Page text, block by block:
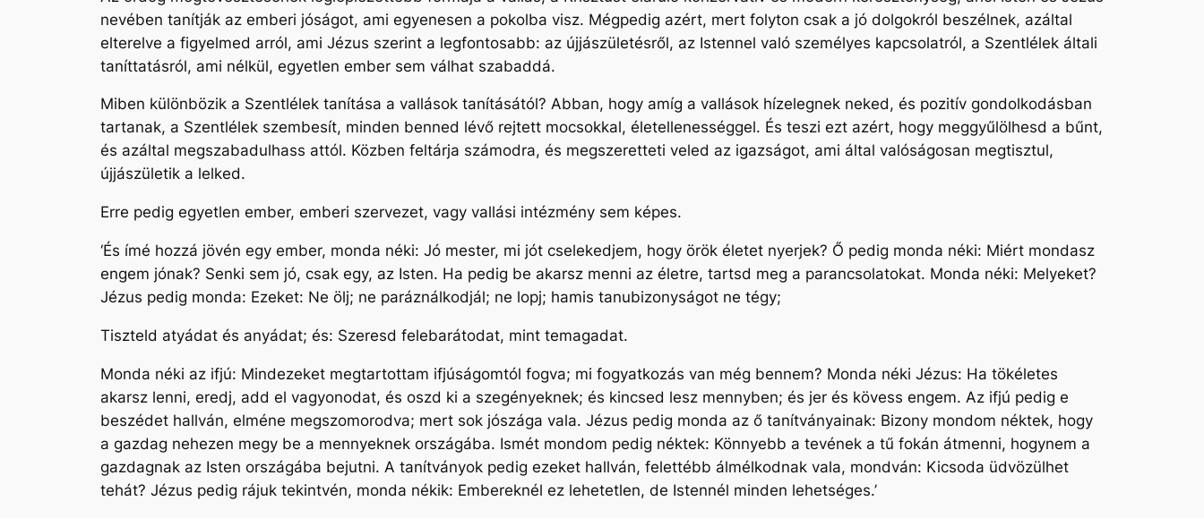
nevében tanítják az emberi jóságot, ami egyenesen a pokolba visz. Mégpedig azért, mert folyton csak a jó dolgokról beszélnek, azáltal
elterelve a figyelmed arról, ami Jézus szerint a legfontosabb: az újjászületésről, az Istennel való személyes kapcsolatról, a Szentlélek általi
taníttatásról, ami nélkül, egyetlen ember sem válhat szabaddá.
Miben különbözik a Szentlélek tanítása a vallások tanításától? Abban, hogy amíg a vallások hízelegnek neked, és pozitív gondolkodásban
tartanak, a Szentlélek szembesít, minden benned lévő rejtett mocsokkal, életellenességgel. És teszi ezt azért, hogy meggyűlölhesd a bűnt,
és azáltal megszabadulhass attól. Közben feltárja számodra, és megszeretteti veled az igazságot, ami által valóságosan megtisztul,
újjászületik a lelked.
Erre pedig egyetlen ember, emberi szervezet, vagy vallási intézmény sem képes.
‘És ímé hozzá jövén egy ember, monda néki: Jó mester, mi jót cselekedjem, hogy örök életet nyerjek? Ő pedig monda néki: Miért mondasz
engem jónak? Senki sem jó, csak egy, az Isten. Ha pedig be akarsz menni az életre, tartsd meg a parancsolatokat. Monda néki: Melyeket?
Jézus pedig monda: Ezeket: Ne ölj; ne paráználkodjál; ne lopj; hamis tanubizonyságot ne tégy;
Tiszteld atyádat és anyádat; és: Szeresd felebarátodat, mint temagadat.
Monda néki az ifjú: Mindezeket megtartottam ifjúságomtól fogva; mi fogyatkozás van még bennem? Monda néki Jézus: Ha tökéletes
akarsz lenni, eredj, add el vagyonodat, és oszd ki a szegényeknek; és kincsed lesz mennyben; és jer és kövess engem. Az ifjú pedig e
beszédet hallván, elméne megszomorodva; mert sok jószága vala. Jézus pedig monda az ő tanítványainak: Bizony mondom néktek, hogy
a gazdag nehezen megy be a mennyeknek országába. Ismét mondom pedig néktek: Könnyebb a tevének a tű fokán átmenni, hogynem a
gazdagnak az Isten országába bejutni. A tanítványok pedig ezeket hallván, felettébb álmélkodnak vala, mondván: Kicsoda üdvözülhet
tehát? Jézus pedig rájuk tekintvén, monda nékik: Embereknél ez lehetetlen, de Istennél minden lehetséges.’